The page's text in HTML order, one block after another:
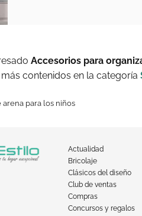
Accesorios para
contenidos en la categoría
arena para los niños
Actualidad
Bricolaje
Clásicos del diseño
Club de ventas
Compras
Concursos y regalos